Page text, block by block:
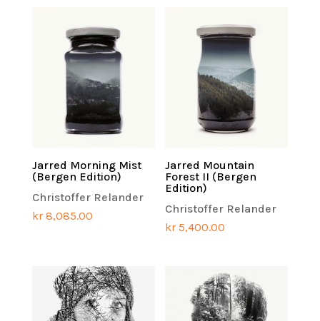
Jarred Morning Mist
(Bergen Edition)
Christoffer Relander
kr8,085.00
Jarred Mountain
Forest II (Bergen
Edition)
Christoffer Relander
kr 5,400.00